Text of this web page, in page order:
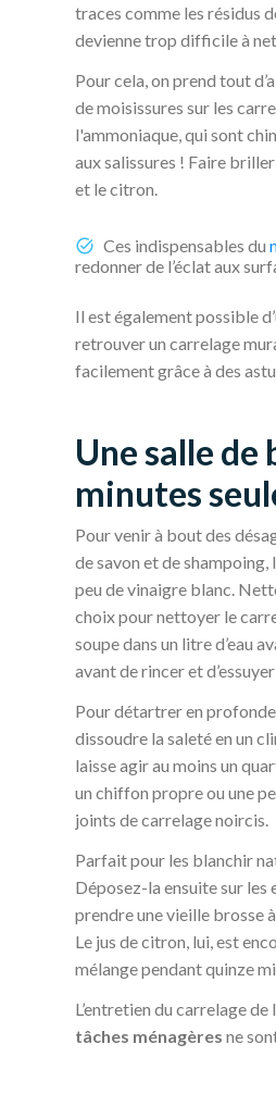
traces comme les résidus
devienne trop difficile à
Pour cela, on prend tout
de moisissures sur les
l'ammoniaque, qui sont
aux salissures ! Faire
et le citron.
Ces indispensables du
redonner de l’éclat aux
Il est également possible
retrouver un carrelage
facilement grâce à des
Une salle de
minutes
Pour venir à bout des
de savon et de shampoing,
peu de vinaigre blanc.
choix pour nettoyer le
soupe dans un litre d’eau
avant de rincer et
Pour détartrer en
dissoudre la saleté en un
laisse agir au moins un
un chiffon propre ou une
joints de carrelage noircis.
Parfait pour les blanchir
Déposez-la ensuite sur
prendre une vieille brosse
Le jus de citron, lui, est
mélange pendant quinze
L’entretien du carrelage
tâches ménagères ne